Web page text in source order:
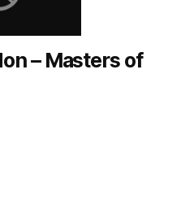
– Masters of